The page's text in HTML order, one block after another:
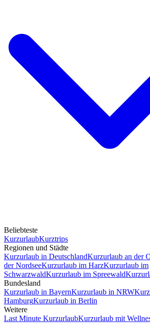
Beliebteste
KurzurlaubKurztrips
Regionen und Städte
Kurzurlaub in DeutschlandKurzurlaub an der
der NordseeKurzurlaub im HarzKurzurlaub im
SchwarzwaldKurzurlaub im Spreewald
Bundesland
Kurzurlaub in BayernKurzurlaub in NRW
HamburgKurzurlaub in Berlin
Weitere
Last Minute KurzurlaubKurzurlaub mit